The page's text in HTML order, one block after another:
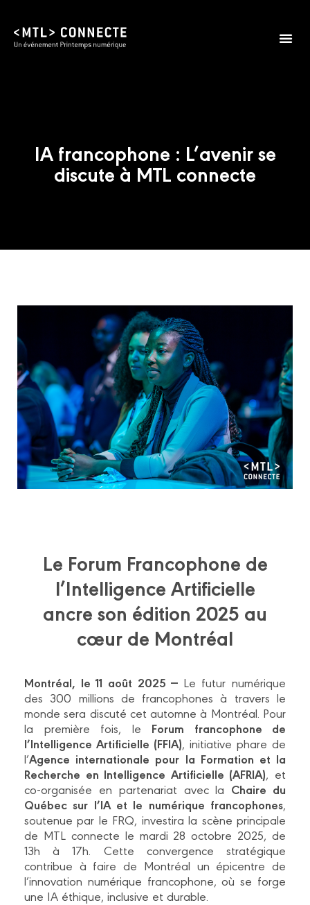
IA francophone : L’avenir se
discute à MTL connecte
Le Forum Francophone de
l’Intelligence Artificielle
ancre son édition 2025 au
cœur de Montréal
Montréal, le 11 août 2025 — Le futur numérique
des 300 millions de francophones à travers le
monde sera discuté cet automne à Montréal. Pour
la première fois, le Forum francophone de
l’Intelligence Artificielle (FFIA), initiative phare de
l’Agence internationale pour la Formation et la
Recherche en Intelligence Artificielle (AFRIA), et
co-organisée en partenariat avec la Chaire du
Québec sur l’IA et le numérique francophones,
soutenue par le FRQ, investira la scène principale
de MTL connecte le mardi 28 octobre 2025, de
13h à 17h. Cette convergence stratégique
contribue à faire de Montréal un épicentre de
l’innovation numérique francophone, où se forge
une IA éthique, inclusive et durable.